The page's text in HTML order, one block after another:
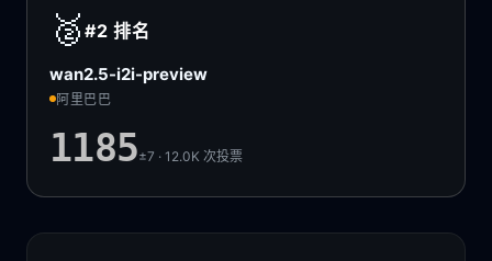
🥈 #2排名
wan2.5-i2i-preview
阿里巴巴
1185±7 · 12.0K次投票